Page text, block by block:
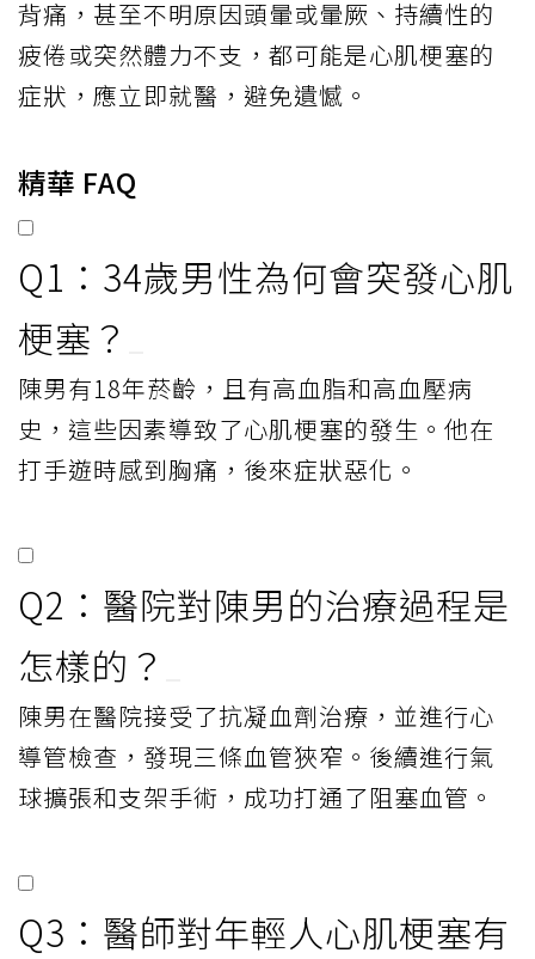
背痛，甚至不明原因頭暈或暈厥、持續性的
疲倦或突然體力不支，都可能是心肌梗塞的
症狀，應立即就醫，避免遺憾。
精華 FAQ
Q1：34歲男性為何會突發心肌
梗塞？
陳男有18年菸齡，且有高血脂和高血壓病
史，這些因素導致了心肌梗塞的發生。他在
打手遊時感到胸痛，後來症狀惡化。
Q2：醫院對陳男的治療過程是
怎樣的？
陳男在醫院接受了抗凝血劑治療，並進行心
導管檢查，發現三條血管狹窄。後續進行氣
球擴張和支架手術，成功打通了阻塞血管。
Q3：醫師對年輕人心肌梗塞有